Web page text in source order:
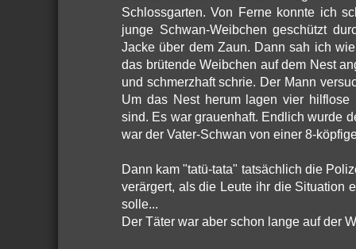
Schlossgarten. Von Ferne konnte ich
junge Schwan-Weibchen geschützt
Jacke über dem Zaun. Dann sah ich
das brütende Weibchen auf dem Nest
und schmerzhaft schrie. Der Mann
Um das Nest herum lagen vier hilflose
sind. Es war grauenhaft. Endlich wurde
war der Vater-Schwan von einer 8-
Dann kam "tatü-tata" tatsächlich die
verärgert, als die Leute ihr die Situation
solle...
Der Täter war aber schon lange auf der